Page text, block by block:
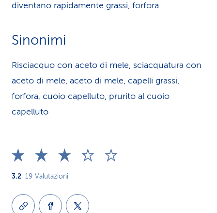
diventano rapidamente grassi, forfora
Sinonimi
Risciacquo con aceto di mele, sciacquatura con
aceto di mele, aceto di mele, capelli grassi,
forfora, cuoio capelluto, prurito al cuoio
capelluto
3.2 19 Valutazioni